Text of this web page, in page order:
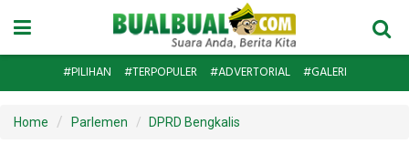
#PILIHAN #TERPOPULER #ADVERTORIAL #GALERI
Home Parlemen DPRD Bengkalis